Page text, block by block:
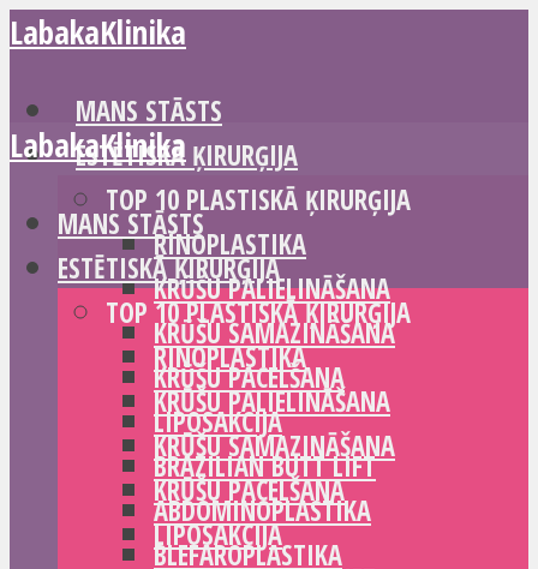
LabakaKlinika
MANS STĀSTS
ESTĒTISKĀ ĶIRURĢIJA
TOP 10 PLASTISKĀ ĶIRURĢIJA
RINOPLASTIKA
KRŪŠU PALIELINĀŠANA
KRŪŠU SAMAZINĀŠANA
KRŪŠU PACELŠANA
LIPOSAKCIJA
BRAZILIAN BUTT LIFT
ABDOMINOPLASTIKA
BLEFAROPLASTIKA
LabakaKlinika
MANS STĀSTS
ESTĒTISKĀ ĶIRURĢIJA
TOP 10 PLASTISKĀ ĶIRURĢIJA
RINOPLASTIKA
KRŪŠU PALIELINĀŠANA
KRŪŠU SAMAZINĀŠANA
KRŪŠU PACELŠANA
LIPOSAKCIJA